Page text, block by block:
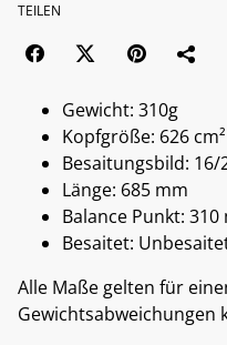
TEILEN
Gewicht: 310g
Kopfgröße: 626 cm²
Besaitungsbild: 16/
Länge: 685 mm
Balance Punkt: 310
Besaitet:
Alle Maße gelten für
Gewichtsabweichungen